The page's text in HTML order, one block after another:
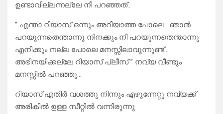
ഉണ്ടാവില്ലന്നല്ലേ നീ പറഞ്ഞത്..
” എന്താ റിയാസ് ഒന്നും അറിയാത്ത പോലെ.. ഞാൻ
പറയുന്നതെന്താന്നു നിനക്കും നീ പറയുന്നതെന്താന്നു
എനിക്കും നല്ല പോലെ മനസ്സിലാവുന്നുണ്ട്…
അഭിനയിക്കല്ലേ റിയാസ് പ്ലീസ് ” നവ്യ വീണ്ടും
മനസ്സിൽ പറഞ്ഞു…
റിയാസ് എതിർ വശത്തു നിന്നും എഴുന്നേറ്റു നവ്യക്ക്
അരികിൽ ഉള്ള സീറ്റിൽ വന്നിരുന്നു